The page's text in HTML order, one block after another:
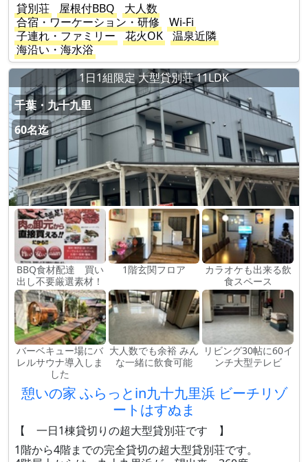
貸別荘
屋根付BBQ
大人数
合宿・ワーケーション・研修
Wi-Fi
子連れ・ファミリー
花火OK
温泉近隣
海沿い・海水浴
1日1組限定 大型貸別荘 11LDK
千葉・九十九里
60名迄
BBQ食材配達 買い
出し不要厳選素材！
1階玄関フロア
カラオケも出来る飲
食スペース
バーベキュー場にバ
レルサウナ導入しま
した
大人数でも余裕 みん
な一緒に飲食可能
リビング30帖に60イ
ンチ大型テレビ
憩いの家 ふらっとin九十九里浜 ビーチリゾ
ートはすぬま
【 一日1棟貸切りの超大型貸別荘です 】
1階から4階までの完全貸切の超大型貸別荘です。